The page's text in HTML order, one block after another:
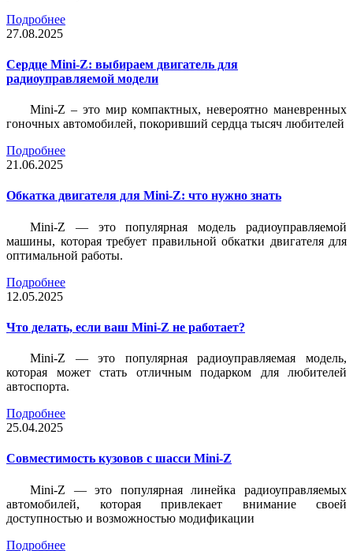
Подробнее
27.08.2025
Сердце Mini-Z: выбираем двигатель для
радиоуправляемой модели
Mini-Z – это мир компактных, невероятно маневренных
гоночных автомобилей, покоривший сердца тысяч любителей
Подробнее
21.06.2025
Обкатка двигателя для Mini-Z: что нужно знать
Mini-Z — это популярная модель радиоуправляемой
машины, которая требует правильной обкатки двигателя для
оптимальной работы.
Подробнее
12.05.2025
Что делать, если ваш Mini-Z не работает?
Mini-Z — это популярная радиоуправляемая модель,
которая может стать отличным подарком для любителей
автоспорта.
Подробнее
25.04.2025
Совместимость кузовов с шасси Mini-Z
Mini-Z — это популярная линейка радиоуправляемых
автомобилей, которая привлекает внимание своей
доступностью и возможностью модификации
Подробнее